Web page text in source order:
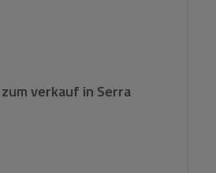
verkauf in Serra